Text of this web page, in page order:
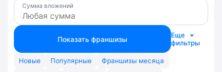
Сумма вложений
Показать франшизы
Еще
фильтры
Новые Популярные
Франшизы месяца